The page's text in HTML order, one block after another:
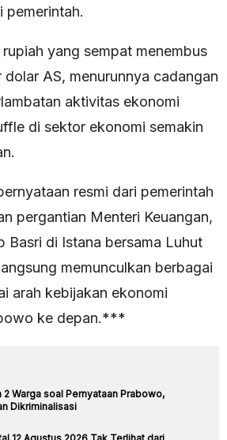
pemerintah.
yang sempat menembus
dolar AS, menurunnya cadangan
aktivitas ekonomi
di sektor ekonomi semakin
resmi dari pemerintah
pergantian Menteri Keuangan,
Basri di Istana bersama Luhut
memunculkan berbagai
arah kebijakan ekonomi
ke depan.***
Warga soal Pernyataan Prabowo,
Dikriminalisasi